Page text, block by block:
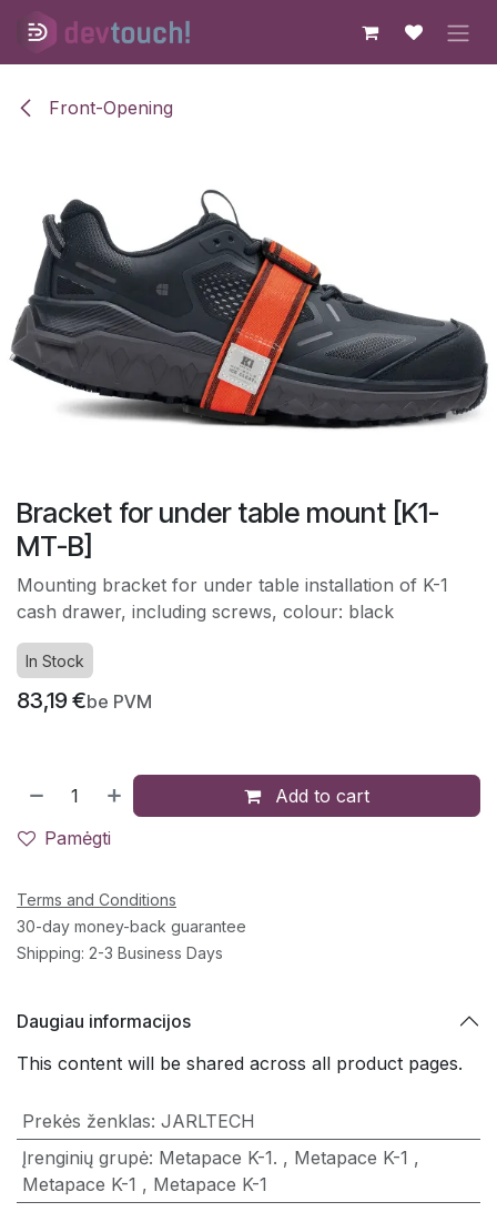
Skip to Content
Front-Opening
Bracket for under table mount [K1-
MT-B]
Mounting bracket for under table installation of K-1
cash drawer, including screws, colour: black
In Stock
83,19€be PVM
Add to cart
Pamėgti
Terms and Conditions
30-day money-back guarantee
Shipping: 2-3 Business Days
Daugiau informacijos
This content will be shared across all product pages.
Prekės ženklas: JARLTECH
Įrenginių grupė: Metapace K-1. , Metapace K-1 ,
Metapace K-1 , Metapace K-1